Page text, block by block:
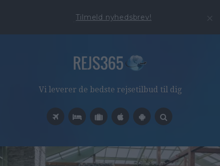
Tilmeld nyhedsbrev!
Vi leverer de bedste rejsetilbud til dig